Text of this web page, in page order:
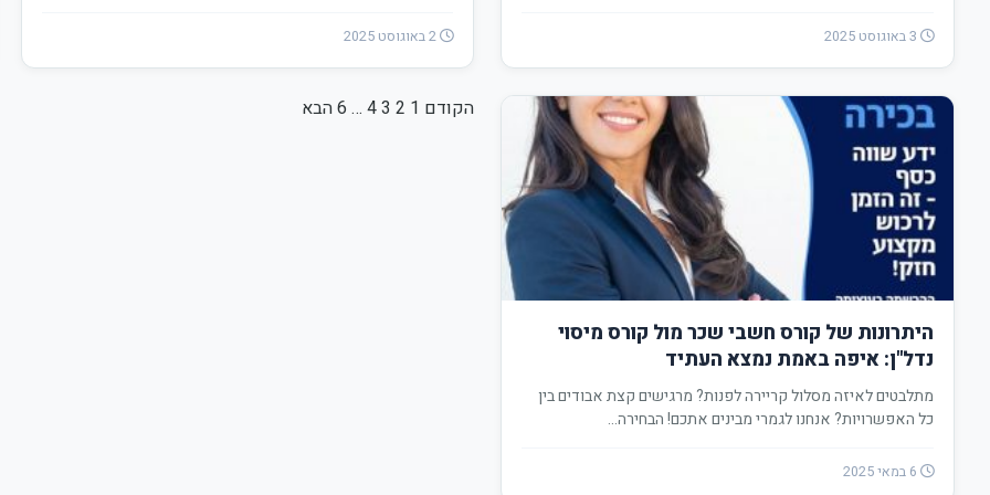
2 באוגוסט 2025
היתרונות של קורס חשבי שכר מול קורס מיסוי
נדל"ן: איפה באמת נמצא העתיד
מתלבטים לאיזה מסלול קריירה לפנות? מרגישים קצת אבודים בין
כל האפשרויות? אנחנו לגמרי מבינים אתכם! הבחירה…
Posts
הקודם 1
2
3
4
…
6הבא